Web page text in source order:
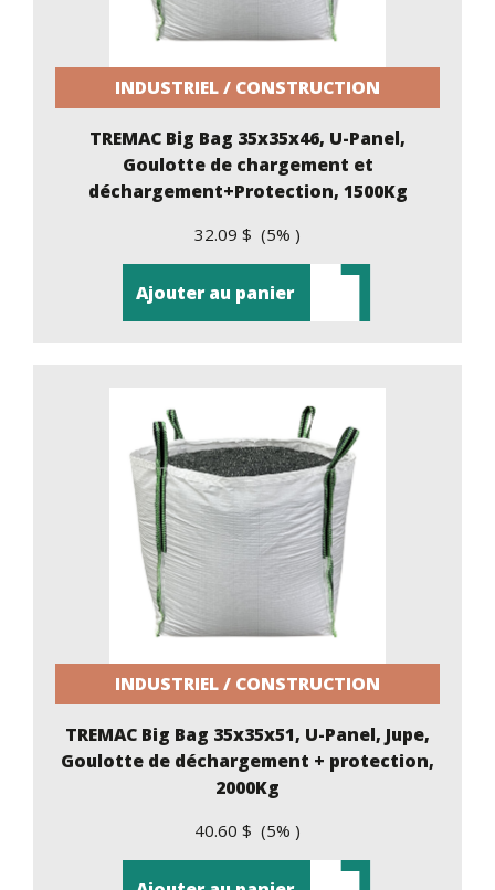
INDUSTRIEL / CONSTRUCTION
TREMAC Big Bag 35x35x46, U-Panel,
Goulotte de chargement et
déchargement+Protection, 1500Kg
32.09 $ (5% )
Ajouter au panier
INDUSTRIEL / CONSTRUCTION
TREMAC Big Bag 35x35x51, U-Panel, Jupe,
Goulotte de déchargement + protection,
2000Kg
40.60 $ (5% )